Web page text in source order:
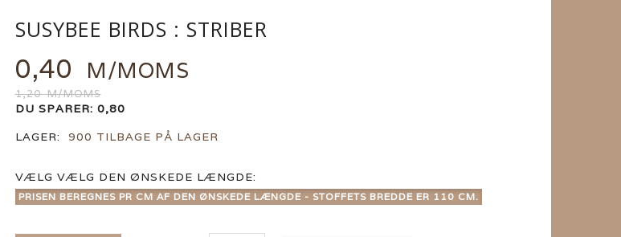
SUSYBEE BIRDS : STRIBER
0,40 M/MOMS
1,20M/MOMS
DU SPARER: 0,80
LAGER:
900 TILBAGE PÅ LAGER
VÆLG VÆLG DEN ØNSKEDE LÆNGDE:
PRISEN BEREGNES PR CM AF DEN ØNSKEDE LÆNGDE - STOFFETS BREDDE ER 110 CM.